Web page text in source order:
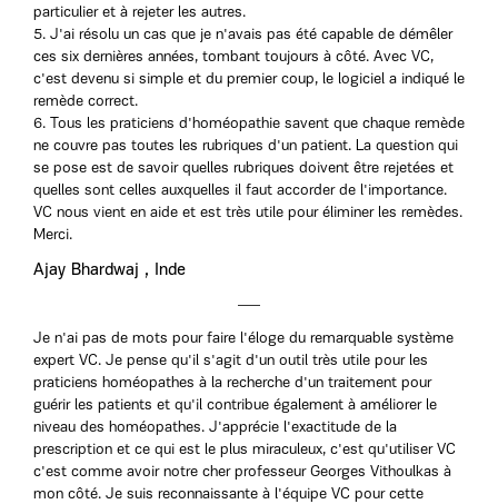
particulier et à rejeter les autres.
5. J'ai résolu un cas que je n'avais pas été capable de démêler
ces six dernières années, tombant toujours à côté. Avec VC,
c'est devenu si simple et du premier coup, le logiciel a indiqué le
remède correct.
6. Tous les praticiens d'homéopathie savent que chaque remède
ne couvre pas toutes les rubriques d'un patient. La question qui
se pose est de savoir quelles rubriques doivent être rejetées et
quelles sont celles auxquelles il faut accorder de l'importance.
VC nous vient en aide et est très utile pour éliminer les remèdes.
Merci.
Ajay Bhardwaj , Inde
Je n'ai pas de mots pour faire l'éloge du remarquable système
expert VC. Je pense qu'il s'agit d'un outil très utile pour les
praticiens homéopathes à la recherche d'un traitement pour
guérir les patients et qu'il contribue également à améliorer le
niveau des homéopathes. J'apprécie l'exactitude de la
prescription et ce qui est le plus miraculeux, c'est qu'utiliser VC
c'est comme avoir notre cher professeur Georges Vithoulkas à
mon côté. Je suis reconnaissante à l'équipe VC pour cette